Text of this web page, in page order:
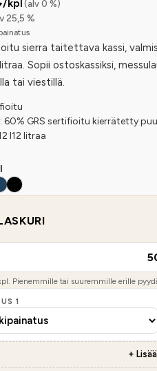
/kpl (alv 0 %)
25,5 %
sierra taitettava kassi,
litraa. Sopii ostoskassiksi,
tai viestillä.
60% GRS sertifioitu kierrätetty
l12 litraa
Pienemmille tai suuremmille erille
1
+